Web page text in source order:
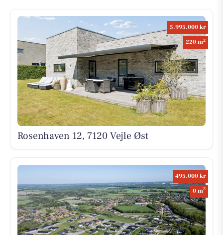
5.995.000 kr
220 m2
Rosenhaven 12, 7120 Vejle Øst
495.000 kr
0 m2